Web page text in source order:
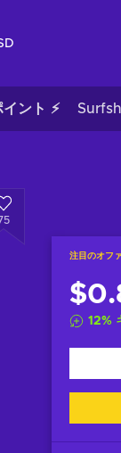
ント ⚡
注目のオフ
12%